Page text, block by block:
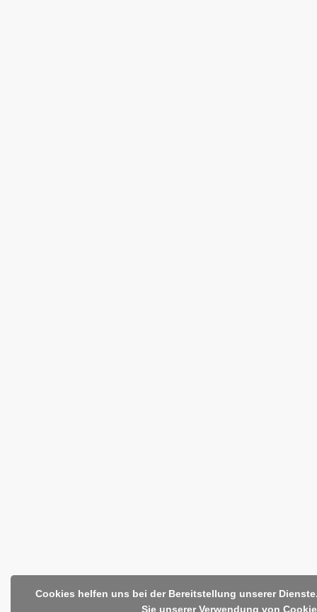
Cookies helfen uns bei der Bereitstellung unserer
Sie unserer Verwendung von